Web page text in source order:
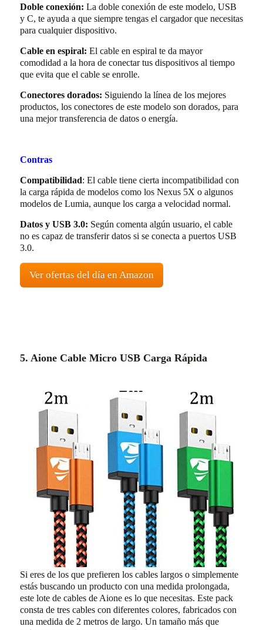
Doble conexión: La doble conexión de este modelo, USB
y C, te ayuda a que siempre tengas el cargador que necesitas
para cualquier dispositivo.
Cable en espiral: El cable en espiral te da mayor
comodidad a la hora de conectar tus dispositivos al tiempo
que evita que el cable se enrolle.
Conectores dorados: Siguiendo la línea de los mejores
productos, los conectores de este modelo son dorados, para
una mejor transferencia de datos o energía.
Contras
Compatibilidad: El cable tiene cierta incompatibilidad con
la carga rápida de modelos como los Nexus 5X o algunos
modelos de Lumia, aunque los carga a velocidad normal.
Datos y USB 3.0: Según comenta algún usuario, el cable
no es capaz de transferir datos si se conecta a puertos USB
3.0.
Ver ofertas del día en Amazon
5. Aione Cable Micro USB Carga Rápida
Si eres de los que prefieren los cables largos o simplemente
estás buscando un producto con una medida prolongada,
este lote de cables de Aione es lo que necesitas. Este pack
consta de tres cables con diferentes colores, fabricados con
una medida de 2 metros de largo. Un tamaño más que